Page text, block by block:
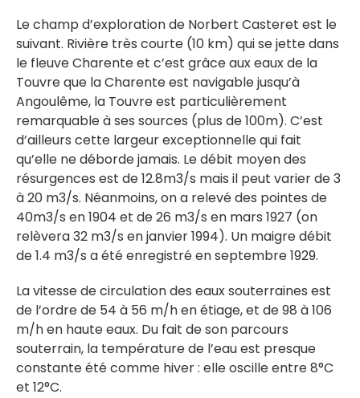
Le champ d’exploration de Norbert Casteret est le
suivant. Rivière très courte (10 km) qui se jette dans
le fleuve Charente et c’est grâce aux eaux de la
Touvre que la Charente est navigable jusqu’à
Angoulême, la Touvre est particulièrement
remarquable à ses sources (plus de 100m). C’est
d’ailleurs cette largeur exceptionnelle qui fait
qu’elle ne déborde jamais. Le débit moyen des
résurgences est de 12.8m3/s mais il peut varier de 3
à 20 m3/s. Néanmoins, on a relevé des pointes de
40m3/s en 1904 et de 26 m3/s en mars 1927 (on
relèvera 32 m3/s en janvier 1994). Un maigre débit
de 1.4 m3/s a été enregistré en septembre 1929.
La vitesse de circulation des eaux souterraines est
de l’ordre de 54 à 56 m/h en étiage, et de 98 à 106
m/h en haute eaux. Du fait de son parcours
souterrain, la température de l’eau est presque
constante été comme hiver : elle oscille entre 8°C
et 12°C.